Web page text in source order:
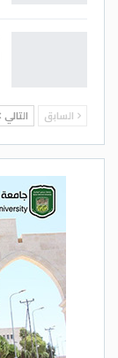
السابق التالي